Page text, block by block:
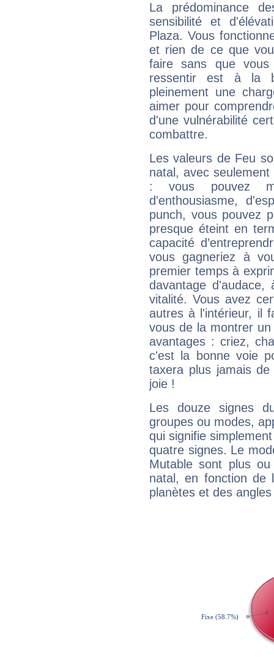
La prédominance
sensibilité et
Plaza. Vous
et rien de ce que
faire sans que
ressentir est à la
pleinement une
aimer pour
d'une vulnérabilité
combattre.
Les valeurs de Feu
natal, avec
: vous pouvez
d'enthousiasme,
punch, vous pouvez
presque éteint en
capacité
vous gagneriez à
premier temps à
davantage
vitalité. Vous avez
autres à l'intérieur, il
vous de la montrer
avantages : criez,
c'est la bonne voie
taxera plus jamais
joie !
Les douze signes
groupes ou modes,
qui signifie
quatre signes. Le
Mutable sont plus
natal, en fonction de
planètes et des